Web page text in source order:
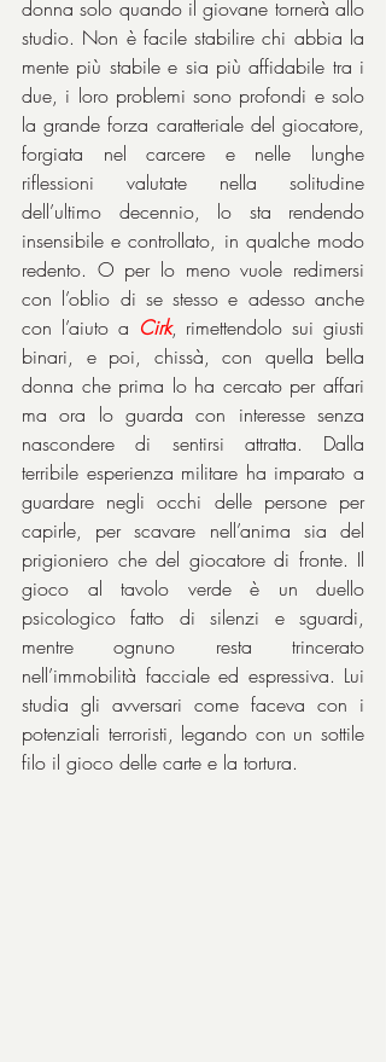
donna solo quando il giovane tornerà allo
studio. Non è facile stabilire chi abbia la
mente più stabile e sia più affidabile tra i
due, i loro problemi sono profondi e solo
la grande forza caratteriale del giocatore,
forgiata nel carcere e nelle lunghe
riflessioni valutate nella solitudine
dell’ultimo decennio, lo sta rendendo
insensibile e controllato, in qualche modo
redento. O per lo meno vuole redimersi
con l’oblio di se stesso e adesso anche
con l’aiuto a Cirk, rimettendolo sui giusti
binari, e poi, chissà, con quella bella
donna che prima lo ha cercato per affari
ma ora lo guarda con interesse senza
nascondere di sentirsi attratta. Dalla
terribile esperienza militare ha imparato a
guardare negli occhi delle persone per
capirle, per scavare nell’anima sia del
prigioniero che del giocatore di fronte. Il
gioco al tavolo verde è un duello
psicologico fatto di silenzi e sguardi,
mentre ognuno resta trincerato
nell’immobilità facciale ed espressiva. Lui
studia gli avversari come faceva con i
potenziali terroristi, legando con un sottile
filo il gioco delle carte e la tortura.